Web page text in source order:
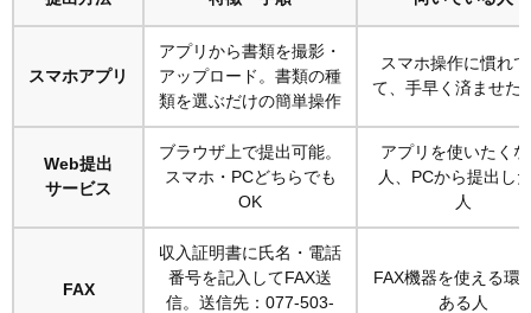
スマホアプリ
アプリから書類を撮影・
アップロード。書類の種
類を選ぶだけの簡単操作
スマホ操作に慣れ
て、手早く済ませた
Web提出
サービス
ブラウザ上で提出可能。
スマホ・PCどちらでも
OK
アプリを使いたく
人、PCから提出し
人
FAX
収入証明書に氏名・電話
番号を記入してFAX送
信。送信先：077-503-
FAX機器を使える環
ある人